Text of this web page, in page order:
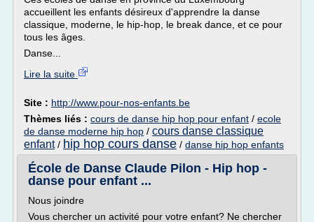
accueillent les enfants désireux d'apprendre la danse
classique, moderne, le hip-hop, le break dance, et ce pour
tous les âges.
Danse...
Lire la suite
Site : http://www.pour-nos-enfants.be
Thèmes liés : cours de danse hip hop pour enfant / ecole
de danse moderne hip hop / cours danse classique
enfant/ hip hop cours danse / danse hip hop enfants
École de Danse Claude Pilon - Hip hop -
danse pour enfant ...
Nous joindre
Vous chercher un activité pour votre enfant? Ne chercher